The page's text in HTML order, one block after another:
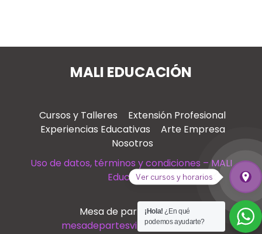
MALI EDUCACIÓN
Cursos y Talleres
Extensión Profesional
Experiencias Educativas
Arte Empresa
Nosotros
Uso de datos, términos y condiciones – MALI
Educación
Mesa de partes virtual
mesadepartesvirtual@mali.pe
¡Hola! ¿En qué
podemos ayudarte?
Ver
place
Ver cursos y horarios